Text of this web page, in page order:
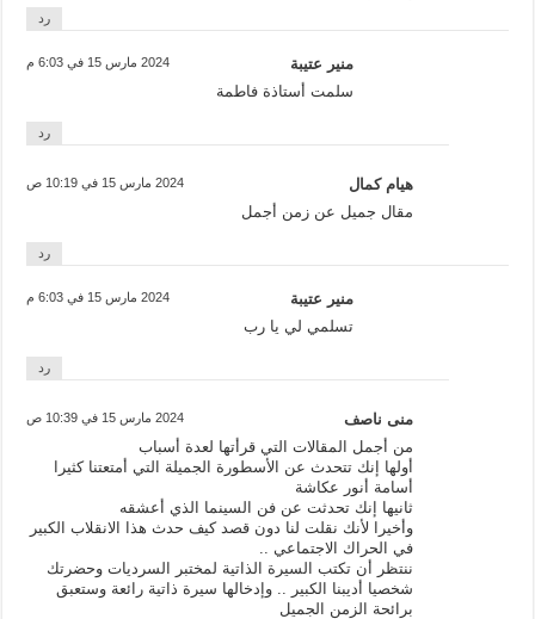
رد
منير عتيبة 2024 مارس 15 في 6:03 م
سلمت أستاذة فاطمة
رد
هيام كمال 2024 مارس 15 في 10:19 ص
مقال جميل عن زمن أجمل
رد
منير عتيبة 2024 مارس 15 في 6:03 م
تسلمي لي يا رب
رد
منى ناصف 2024 مارس 15 في 10:39 ص
من أجمل المقالات التي قرأتها لعدة أسباب
أولها إنك تتحدث عن الأسطورة الجميلة التي أمتعتنا كثيرا
أسامة أنور عكاشة
ثانيها إنك تحدثت عن فن السينما الذي أعشقه
وأخيرا لأنك نقلت لنا دون قصد كيف حدث هذا الانقلاب الكبير
في الحراك الاجتماعي ..
ننتظر أن تكتب السيرة الذاتية لمختبر السرديات وحضرتك
شخصيا أديبنا الكبير .. وإدخالها سيرة ذاتية رائعة وستعبق
برائحة الزمن الجميل